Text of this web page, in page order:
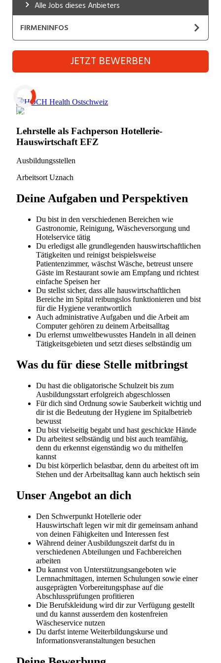
Industrie, Maschinenbau, Anlagenbau,
Informatik, Telekommunikation
Kaufm. Berufe, Kundendienst, Verwaltung
Marketing, Kommunikation, Medien, Druck
Medizin, Gesundheitswesen, Pflege
Verkauf, Handel, Kundenberatung,
Aussendienst
Sicherheit, Rettung, Polizei, Zoll
Alle Jobs dieses Anbieters
FIRMENINFOS
HOCH Health Ostschweiz
Gesundheitsversorgung ist unser Beruf und
unsere Berufung
verpflichten wir uns, unseren Mitarbeitenden ein
vielseitiges Arbeitsumfeld zu bieten. Indem wir
individuelle Entwicklung fördern, leisten wir aktiv
einen Beitrag für die Zukunft der Medizin. Wir setzen
innovative Lösungen.
Wenn Sie eine begeisterungsfähige, lösungsorientierte
und initiative Persönlichkeit sind, finden Sie bei HOCH
Health Ostschweiz die idealen Voraussetzungen Ihre
berufliche Zukunft zu gestalten. Informieren Sie sich
über die Möglichkeiten unterwww.h-och.ch/karriere
HOCH Health Ostschweiz hat regional an
verschiedenen Standorten vertreten und ist damit
oftmals ein Arbeitsort in der Nähe des Wohnortes.
Kantonsspital St.Gallen
Spital Altstätten
Spital Linth
Spital Wil
Ambi Flawil
Ambi Rorschach
Ambulatorium Rorschach
Starten Sie Ihre berufliche Zukunft bei der grössten
Gesundheitsversorgerin der Schweiz. Ob Sie am
Entwicklungsmöglichkeiten suchen – bei HOCH Health
Ostschweiz erwarten Sie spannende
Herausforderungen, umfassende Aus- und
Weiterbildungsangebote und ein engagiertes Team,
das Sie auf Ihrem Weg unterstützt.
HOCH Health Ostschweiz fördert und unterstützt die
Aus-, Fort- und Weiterbildung von Mitarbeitenden.
Jährlich nutzen über 700 Personen – von der
Grundbildung über die Höhere Fachschule bis hin zur
Fachhochschule inklusive Nachdiplomstudiengänge –
das Angebot. In internen und externen Fort- und
JETZT BEWERBEN
Laden...